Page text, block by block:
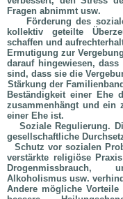
Fragen abnimmt usw.
Förderung des
kollektiv geteilte
schaffen und
Ermutigung zur
darauf hingewiesen,
sind, dass sie die
Stärkung der
Beständigkeit einer Ehe
zusammenhängt und ein
einer Ehe ist.
Soziale Regulierung.
gesellschaftliche
Schutz vor sozialen
verstärkte religiöse
Drogenmissbrauch,
Alkoholismus usw.
Andere mögliche